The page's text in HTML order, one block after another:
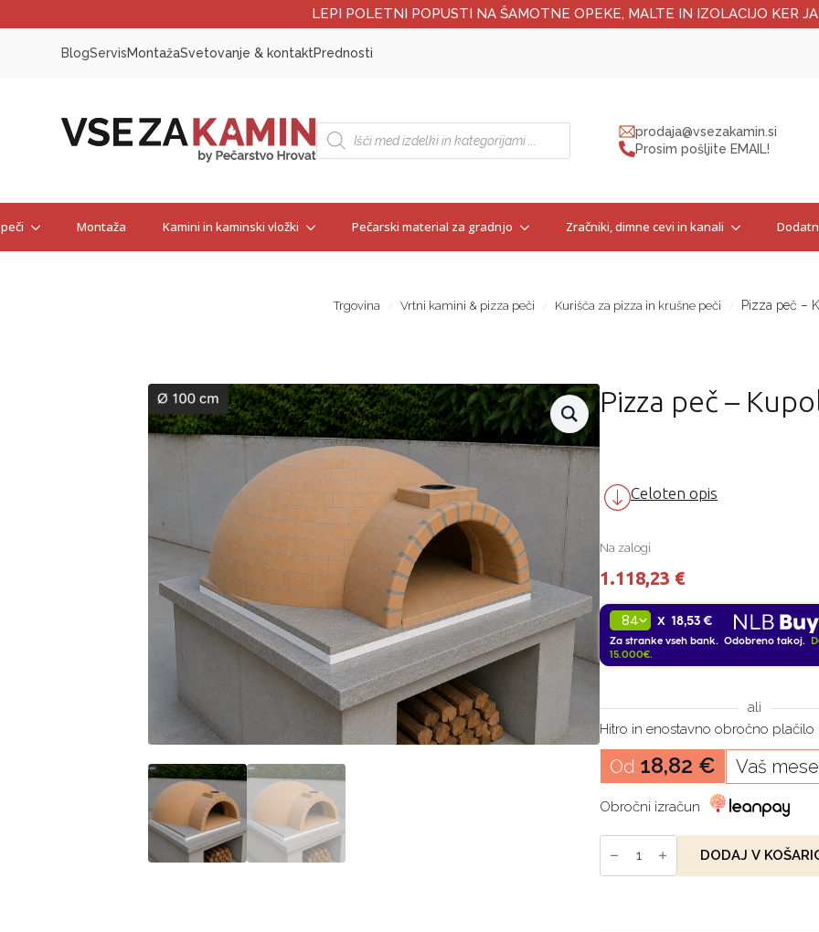
LEPI POLETNI POPUSTI NA ŠAMOTNE OPEKE, MALTE IN IZOLACIJO KER
BlogServisMontažaSvetovanje & kontaktPrednosti
Products
search
prodaja@vsezakamin.si
Prosim pošljite EMAIL!
Montaža Kamini in kaminski vložki Pečarski material za gradnjo Zračniki, dimne cevi in kanali
Trgovina Vrtni kamini & pizza peči Kurišča za pizza in krušne peči Pizza peč –
Pizza peč –
Celoten opis
Na zalogi
1.118,23 €
X 18,53 €
Za stranke vseh bank. Odobreno takoj.
15.000€.
ali
Hitro in enostavno obročno plačilo
Od 18,82 € Vaš
Obročni izračun
Pizza
peč
Kupola
DODAJ V